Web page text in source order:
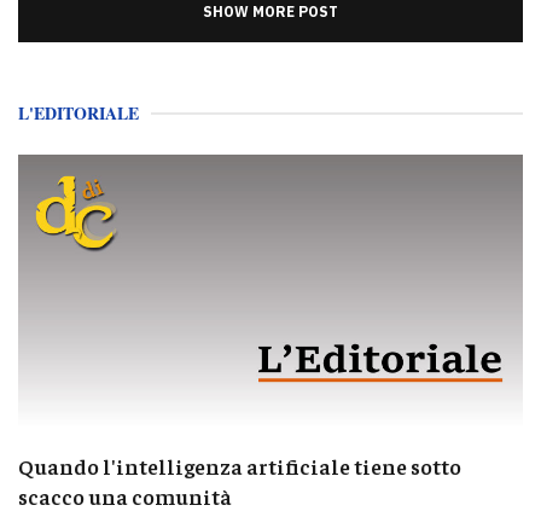
SHOW MORE POST
L'EDITORIALE
Quando l'intelligenza artificiale tiene sotto
scacco una comunità